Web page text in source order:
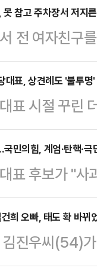
지시간) 타
월7일 하마스
(24)이다.다
에서 삽질을
을 수 있을지
참고 주차장서 저지
전 여자친구
운대경찰서
다고 밝혔다
친구였던 20
힌 것으로 전
졌다.경찰에
쳐 실랑이를
표, 상견례도 '불투
표 시절 꾸린
정청래 의
해온 그가 첫
다"라고 못
는 4일 첫 공
묘역 참배를
석을 접견한
민의힘, 계엄·탄핵·극
표 후보가 "
리가 소생할
후보는 3일
에서 "혹자는
이 밝혔다.
희 오빠, 태도 확 바뀌
진우씨(54)
양손을 바지